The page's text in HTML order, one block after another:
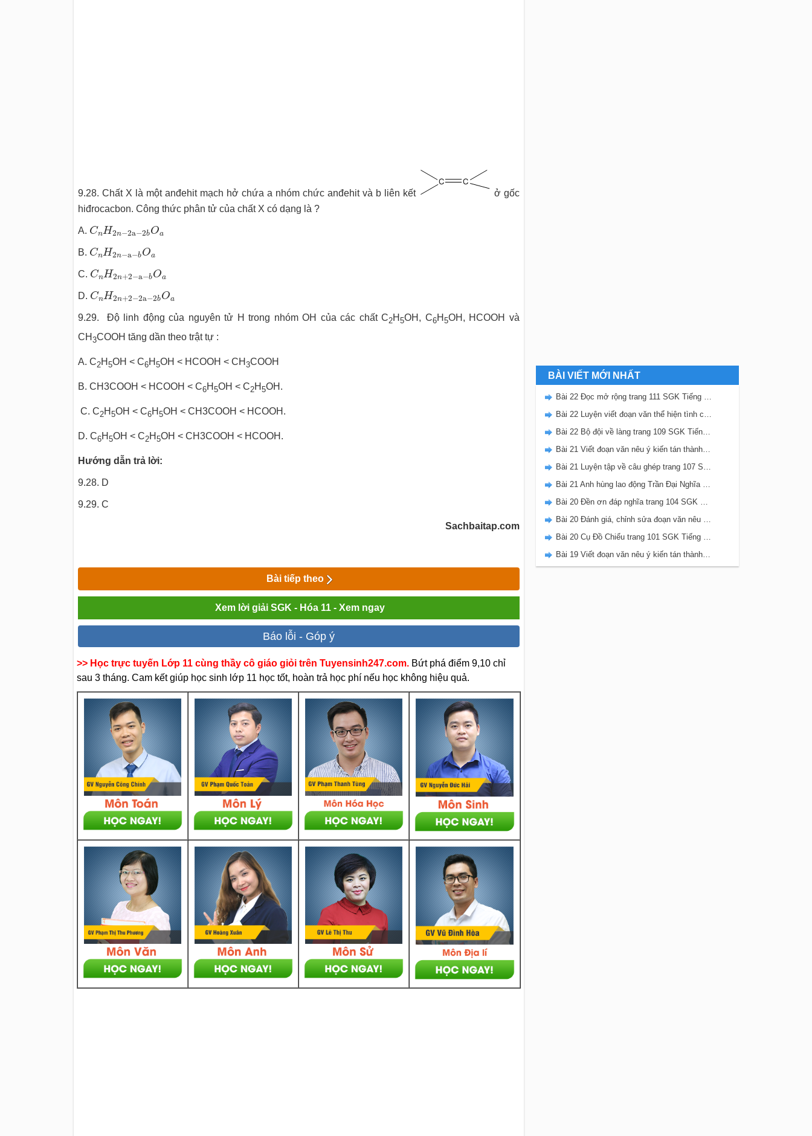
9.28. Chất X là một anđehit mạch hở chứa a nhóm chức anđehit và b liên kết
ở gốc
hiđrocacbon. Công thức phân tử của chất X có dạng là ?
A. CnH2n−2a−2bOa
Cn H2 −2
B. CnH2n−a−bOa
Cn H2 −b
C. CnH2n+2−a−bOa
Cn H2 −b
D. CnH2n+2−2a−2bOa
Cn H2 −2
9.29. Độ linh động của nguyên tử H trong nhóm OH của các chất C2H 5OH, C6H 5OH, HCOOH và
CH 3COOH tăng dần theo trật tự :
A. C2H 5OH < C6H 5OH < HCOOH < CH 3COOH
B. CH3COOH < HCOOH < C6H 5OH < C2H 5OH.
C. C2H 5OH < C6H 5OH < CH3COOH < HCOOH.
D. C6H 5OH < C2H 5OH < CH3COOH < HCOOH.
Hướng dẫn trả lời:
9.28. D
9.29. C
Sachbaitap.com
Bài tiếp theo
Xem lời giải SGK - Hóa 11 - Xem ngay
Báo lỗi - Góp ý
>> Học trực tuyến Lớp 11 cùng thầy cô giáo giỏi trên Tuyensinh247.com. Bứt phá điểm 9,10 chỉ
sau 3 tháng. Cam kết giúp học sinh lớp 11 học tốt, hoàn trả học phí nếu học không hiệu quả.
BÀI VIẾT MỚI NHẤT
Bài 22 Đọc mở rộng trang 111 SGK Tiếng Việt 5 Kết nối tri thức tập 2
Bài 22 Luyện viết đoạn văn thể hiện tình cảm, cảm xúc về một sự việc trang 111 SGK Tiếng Việt 5 Kết nối tri thức tập 2
Bài 22 Bộ đội về làng trang 109 SGK Tiếng Việt 5 Kết nối tri thức tập 2
Bài 21 Viết đoạn văn nêu ý kiến tán thành một sự việc, hiện tượng (Bài viết số 2) trang 108 SGK Tiếng Việt 5 Kết nối tri thức tập 2
Bài 21 Luyện tập về câu ghép trang 107 SGK Tiếng Việt 5 Kết nối tri thức tập 2
Bài 21 Anh hùng lao động Trần Đại Nghĩa trang 106 SGK Tiếng Việt 5 Kết nối tri thức tập 2
Bài 20 Đền ơn đáp nghĩa trang 104 SGK Tiếng Việt 5 Kết nối tri thức tập 2
Bài 20 Đánh giá, chỉnh sửa đoạn văn nêu ý kiến tán thành một sự vật, hiện tượng trang 103 SGK Tiếng Việt 5 Kết nối tri thức tập 2
Bài 20 Cụ Đồ Chiểu trang 101 SGK Tiếng Việt 5 Kết nối tri thức tập 2
Bài 19 Viết đoạn văn nêu ý kiến tán thành một sự việc, hiện tượng (Bài viết số 1) trang 100 SGK Tiếng Việt 5 Kết nối tri thức tập 2